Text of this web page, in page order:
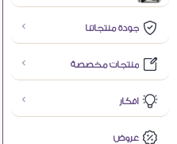
جودة منتجاتنا
منتجات مخصصة
افكار
عروض